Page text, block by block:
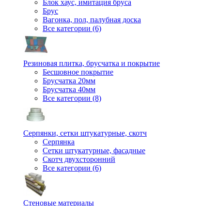
Блок хаус, имитация бруса
Брус
Вагонка, пол, палубная доска
Все категории (6)
Резиновая плитка, брусчатка и покрытие
Бесшовное покрытие
Брусчатка 20мм
Брусчатка 40мм
Все категории (8)
Серпянки, сетки штукатурные, скотч
Серпянка
Сетки штукатурные, фасадные
Скотч двухсторонний
Все категории (6)
Стеновые материалы